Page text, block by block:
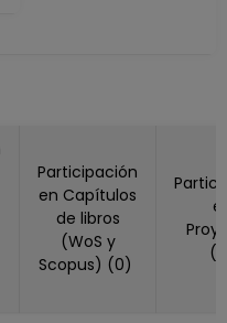
ASIGNATURA A TP
No Definitivo
Facultad de
Ciencias Políticas y
Participación
en Capítulos
de libros
(WoS y
Scopus) (0)